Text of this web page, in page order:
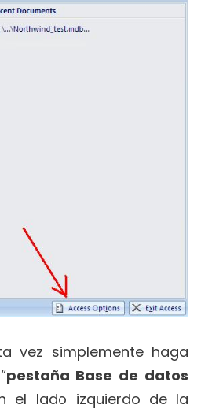
vez simplemente haga
pestaña Base de datos
el lado izquierdo de la